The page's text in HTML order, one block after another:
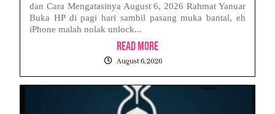
dan Cara Mengatasinya August 6, 2026 Rahmat Yanuar
Buka HP di pagi hari sambil pasang muka bantal, eh
iPhone malah nolak unlock...
Read More
August 6, 2026